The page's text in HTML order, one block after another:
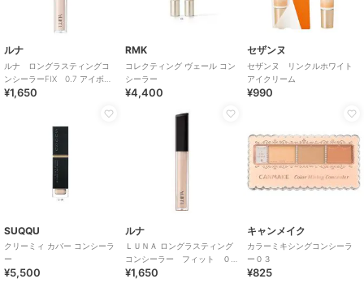
ルナ
ルナ ロングラスティングコ
ンシーラーFIX 0.7 アイボリ
ー
¥1,650
RMK
コレクティング ヴェール コン
シーラー
¥4,400
セザンヌ
セザンヌ リンクルホワイト
アイクリーム
¥990
SUQQU
クリーミィ カバー コンシーラ
ー
¥5,500
ルナ
ＬＵＮＡ ロングラスティング
コンシーラー フィット ０.
７ アイボリー(韓国コスメ)
¥1,650
キャンメイク
カラーミキシングコンシーラ
ー０３
¥825